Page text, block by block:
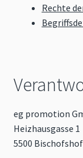
Rechte
eg promotion
Heizhausgasse 1
5500